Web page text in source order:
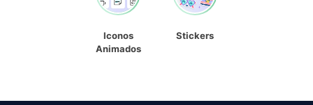
Iconos
Animados
Stickers